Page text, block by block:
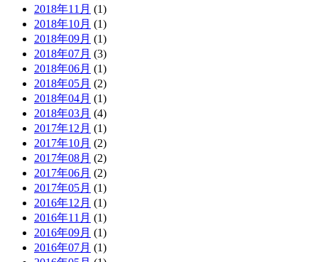
2018年11月 (1)
2018年10月 (1)
2018年09月 (1)
2018年07月 (3)
2018年06月 (1)
2018年05月 (2)
2018年04月 (1)
2018年03月 (4)
2017年12月 (1)
2017年10月 (2)
2017年08月 (2)
2017年06月 (2)
2017年05月 (1)
2016年12月 (1)
2016年11月 (1)
2016年09月 (1)
2016年07月 (1)